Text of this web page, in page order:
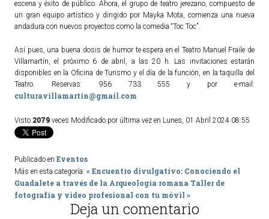
escena y éxito de público. Ahora, el grupo de teatro jerezano, compuesto de
un gran equipo artístico y dirigido por Mayka Mota, comienza una nueva
andadura con nuevos proyectos como la comedia “Toc Toc”.
Así pues, una buena dosis de humor te espera en el Teatro Manuel Fraile de
Villamartín, el próximo 6 de abril, a las 20 h. Las invitaciones estarán
disponibles en la Oficina de Turismo y el día de la función, en la taquilla del
Teatro. Reservas: 956 733 555 y por e-mail:
culturavillamartin@gmail.com
Visto 2079 veces Modificado por última vez en Lunes, 01 Abril 2024 08:55
Publicado en Eventos
Más en esta categoría: « Encuentro divulgativo: Conociendo el
Guadalete a través de la Arqueología romana Taller de
fotografía y video profesional con tu móvil »
Deja un comentario